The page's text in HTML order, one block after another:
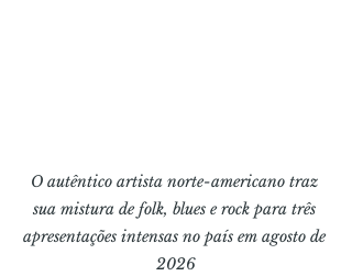
O autêntico artista norte-americano traz
sua mistura de folk, blues e rock para três
apresentações intensas no país em agosto de
2026